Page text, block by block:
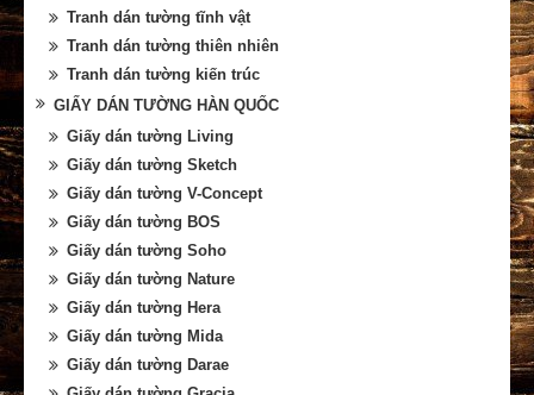
Tranh dán tường tĩnh vật
Tranh dán tường thiên nhiên
Tranh dán tường kiến trúc
GIẤY DÁN TƯỜNG HÀN QUỐC
Giấy dán tường Living
Giấy dán tường Sketch
Giấy dán tường V-Concept
Giấy dán tường BOS
Giấy dán tường Soho
Giấy dán tường Nature
Giấy dán tường Hera
Giấy dán tường Mida
Giấy dán tường Darae